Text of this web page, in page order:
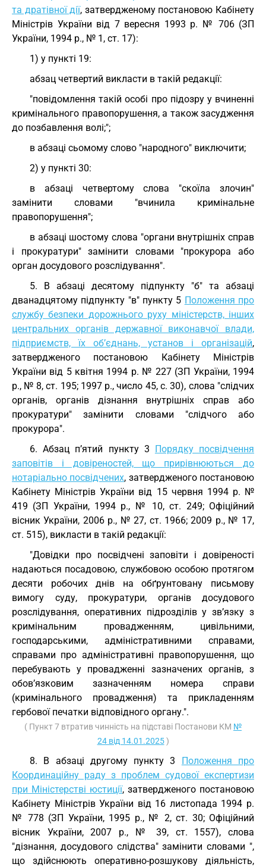
та дратівної дії, затвердженому постановою Кабінету
Міністрів України від 7 вересня 1993 р. № 706 (ЗП
України, 1994 р., № 1, ст. 17):
1) у пункті 19:
абзац четвертий викласти в такій редакції:
"повідомлення такій особі про підозру у вчиненні
кримінального правопорушення, а також засудження
до позбавлення волі;";
в абзаці сьомому слово "народного" виключити;
2) у пункті 30:
в абзаці четвертому слова "скоїла злочин"
замінити словами "вчинила кримінальне
правопорушення";
в абзаці шостому слова "органи внутрішніх справ
і прокуратури" замінити словами "прокурора або
орган досудового розслідування".
5. В абзаці десятому підпункту "б" та абзаці
дванадцятому підпункту "в" пункту 5 Положення про
службу безпеки дорожнього руху міністерств, інших
центральних органів державної виконавчої влади,
підприємств, їх об’єднань, установ і організацій,
затвердженого постановою Кабінету Міністрів
України від 5 квітня 1994 р. № 227 (ЗП України, 1994
р., № 8, ст. 195; 1997 р., число 45, с. 30), слова "слідчих
органів, органів дізнання внутрішніх справ або
прокуратури" замінити словами "слідчого або
прокурора".
6. Абзац п’ятий пункту 3 Порядку посвідчення
заповітів і довіреностей, що прирівнюються до
нотаріально посвідчених, затвердженого постановою
Кабінету Міністрів України від 15 червня 1994 р. №
419 (ЗП України, 1994 р., № 10, ст. 249; Офіційний
вісник України, 2006 р., № 27, ст. 1966; 2009 р., № 17,
ст. 515), викласти в такій редакції:
"Довідки про посвідчені заповіти і довіреності
надаються посадовою, службовою особою протягом
десяти робочих днів на обґрунтовану письмову
вимогу суду, прокуратури, органів досудового
розслідування, оперативних підрозділів у зв’язку з
кримінальним провадженням, цивільними,
господарськими, адміністративними справами,
справами про адміністративні правопорушення, що
перебувають у провадженні зазначених органів, з
обов’язковим зазначенням номера справи
(кримінального провадження) та прикладенням
гербової печатки відповідного органу.".
( Пункт 7 втратив чинність на підставі Постанови КМ №
24 від 14.01.2025)
8. В абзаці другому пункту 3 Положення про
Координаційну раду з проблем судової експертизи
при Міністерстві юстиції, затвердженого постановою
Кабінету Міністрів України від 16 листопада 1994 р.
№ 778 (ЗП України, 1995 р., № 2, ст. 30; Офіційний
вісник України, 2007 р., № 39, ст. 1557), слова
"дізнання, досудового слідства" замінити словами ",
що здійснюють оперативно-розшукову діяльність,